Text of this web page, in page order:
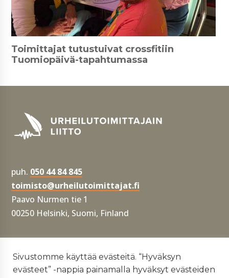
Toimittajat tutustuivat crossfitiin
Tuomiopäivä-tapahtumassa
puh. 050 44 84 845
toimisto@urheilutoimittajat.fi
Paavo Nurmen tie 1
00250 Helsinki, Suomi, Finland
Tietosuojaseloste
Yhdenvertaisuus- ja tasa-arvosuunnitelma
Sivustomme käyttää evästeitä. “Hyväksyn
evästeet” -nappia painamalla hyväksyt evästeiden